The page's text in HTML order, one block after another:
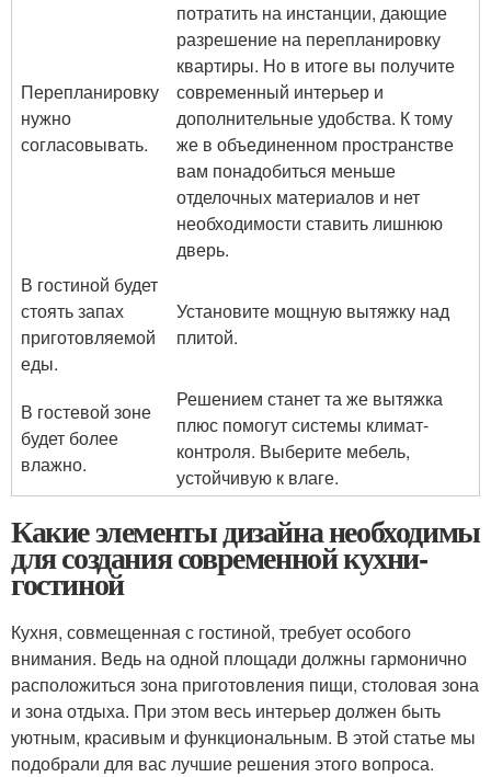
Перепланировку
нужно
согласовывать.
потратить на инстанции, дающие
разрешение на перепланировку
квартиры. Но в итоге вы получите
современный интерьер и
дополнительные удобства. К тому
же в объединенном пространстве
вам понадобиться меньше
отделочных материалов и нет
необходимости ставить лишнюю
дверь.
В гостиной будет
стоять запах
приготовляемой
еды.
Установите мощную вытяжку над
плитой.
В гостевой зоне
будет более
влажно.
Решением станет та же вытяжка
плюс помогут системы климат-
контроля. Выберите мебель,
устойчивую к влаге.
Какие элементы дизайна необходимы
для создания современной кухни-
гостиной
Кухня, совмещенная с гостиной, требует особого
внимания. Ведь на одной площади должны гармонично
расположиться зона приготовления пищи, столовая зона
и зона отдыха. При этом весь интерьер должен быть
уютным, красивым и функциональным. В этой статье мы
подобрали для вас лучшие решения этого вопроса.